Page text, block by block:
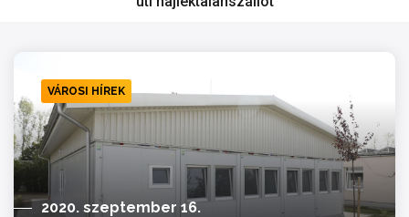
VÁROSI HÍREK
2020. szeptember 16.